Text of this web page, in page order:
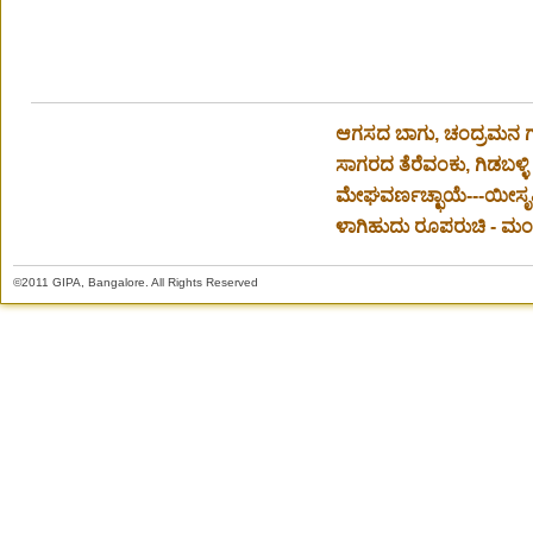
ಆಗಸದ ಬಾಗು, ಚಂದ್ರಮನ
ಸಾಗರದ ತೆರೆವಂಕು, ಗಿಡಬಳ್ಳಿ
ಮೇಘವರ್ಣಚ್ಛಾಯೆ---
ಳಾಗಿಹುದು ರೂಪರುಚಿ -
©2011 GIPA, Bangalore. All Rights Reserved